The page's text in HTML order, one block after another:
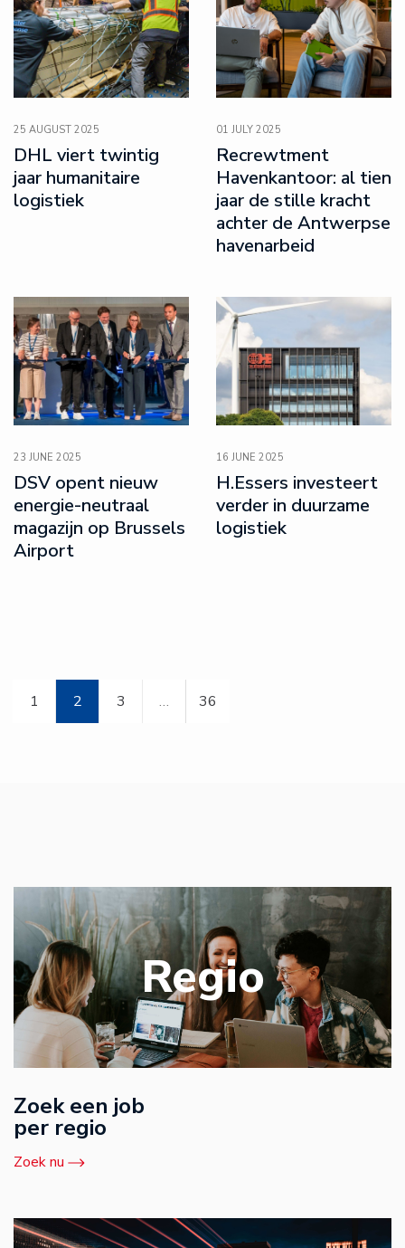
25 AUGUST 2025
DHL viert twintig
jaar humanitaire
logistiek
01 JULY 2025
Recrewtment
Havenkantoor: al tien
jaar de stille kracht
achter de Antwerpse
havenarbeid
23 JUNE 2025
DSV opent nieuw
energie-neutraal
magazijn op Brussels
Airport
16 JUNE 2025
H.Essers investeert
verder in duurzame
logistiek
1 2 3 … 36
Regio
Zoek een job
per regio
Zoek nu